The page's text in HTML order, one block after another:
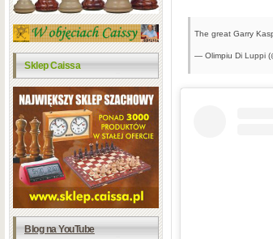
Sklep Caissa
Blog na YouTube
The great Garry
— Olimpiu Di Luppi